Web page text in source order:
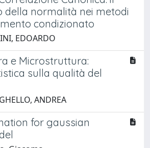
della normalità nei metodi
condizionato
EDOARDO
e Microstruttura:
sulla qualità del
ANDREA
for gaussian